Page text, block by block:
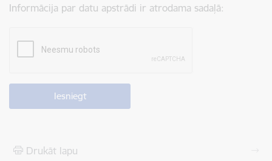
Informācija par datu apstrādi ir atrodama sadaļā:
Drukāt lapu